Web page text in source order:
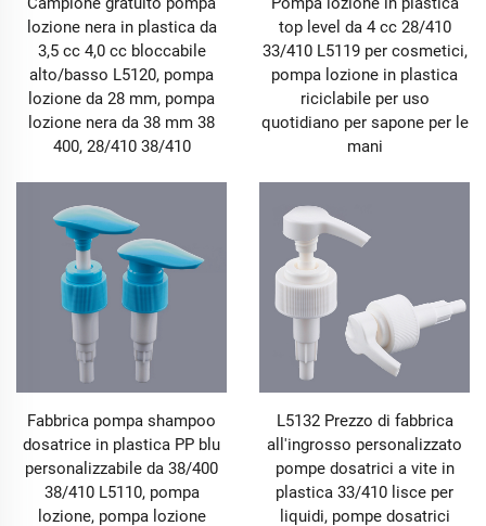
formazione di grumi o la contaminazione da parte di
microrganismi. Per i prodotti Pompa e Spruzzatore,
sono installati componenti di tenuta multistrato
all'interfaccia tra il corpo pompa e la testa di
spruzzatura, per evitare perdite di liquido durante lo
stoccaggio e l'utilizzo. Anche con liquidi detergente
corrosivi o con essenze per la cura della pelle ad alta
concentrazione, possono essere immagazzinati e
distribuiti in tutta sicurezza tramite la nostra Pompa e
Spruzzatore, garantendo sin dall'origine stabilità e
sicurezza del prodotto.
1.2 Controllo Preciso del Volume e Atomizzazione
Uniforme per Migliorare l'Efficacia d'Uso
Per soddisfare le esigenze di dosaggio in diversi
scenari, i nostri prodotti Pump & Sprayer hanno
raggiunto un'ottimizzazione precisa nel controllo del
volume e nell'effetto di atomizzazione. La serie Pump
può ottenere un'erogazione quantitativa da 0,1 ml a 2
ml regolando la struttura interna del pistone del corpo
della pompa e la forza della molla. Che si tratti della
pompa per essenze, che richiede un dosaggio preciso
lozione nera in plastica da
3,5 cc 4,0 cc bloccabile
alto/basso L5120, pompa
lozione da 28 mm, pompa
lozione nera da 38 mm 38
400, 28/410 38/410
top level da 4 cc 28/410
33/410 L5119 per cosmetici,
pompa lozione in plastica
riciclabile per uso
quotidiano per sapone per le
mani
Fabbrica pompa shampoo
dosatrice in plastica PP blu
personalizzabile da 38/400
38/410 L5110, pompa
lozione, pompa lozione
L5132 Prezzo di fabbrica
all'ingrosso personalizzato
pompe dosatrici a vite in
plastica 33/410 lisce per
liquidi, pompe dosatrici